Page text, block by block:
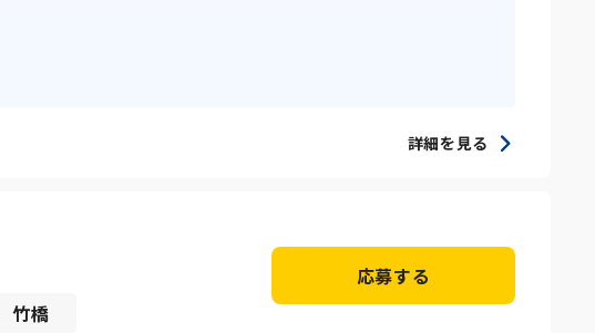
詳細を見る
竹橋
応募する